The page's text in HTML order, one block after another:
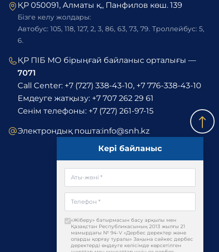
ҚР 050091, Алматы қ., Панфилов көш. 139
Бізге келу жолдары:
Автобус: 105, 118, 127, 2, 3, 86, 63, 73, 79. Троллейбус: 5,
6.
ҚР ПІБ МО бірыңғай байланыс орталығы —
7071
Call Center: +7 (727) 338-43-10, +7 776-338-43-10
Емдеуге жатқызу: +7 707 262 29 61
Сенім телефоны: +7 (727) 261-97-15
Электрондық пошта:info@snh.kz
Кері байланыс
«Жіберу» батырмасын басу арқылы мен
Қазақстан Республикасының 2013 жылғы 21
мамырдағы № 94-V «Дербес деректер және
оларды қорғау туралы» Заңына сәйкес дербес
деректерді өңдеуге келісімде көрсетілген